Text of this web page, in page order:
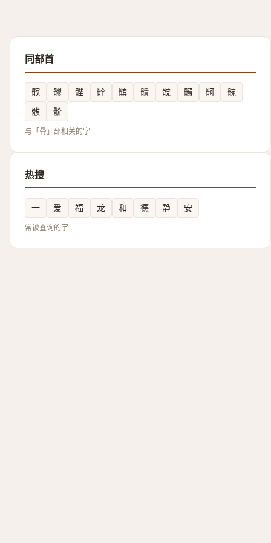
同部首
髋 髎 䯗 䯎 髌 䯣 䯘 髑 䯊
䯛
䯋
骱
与「骨」部相关的字
热搜
一 爱 福 龙 和 德 静 安
常被查询的字